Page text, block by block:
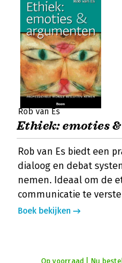
Rob van Es
Ethiek: emoties
Rob van Es biedt een
dialoog en debat
nemen. Ideaal om de
communicatie te
Boek bekijken
Op voorraad | Nu